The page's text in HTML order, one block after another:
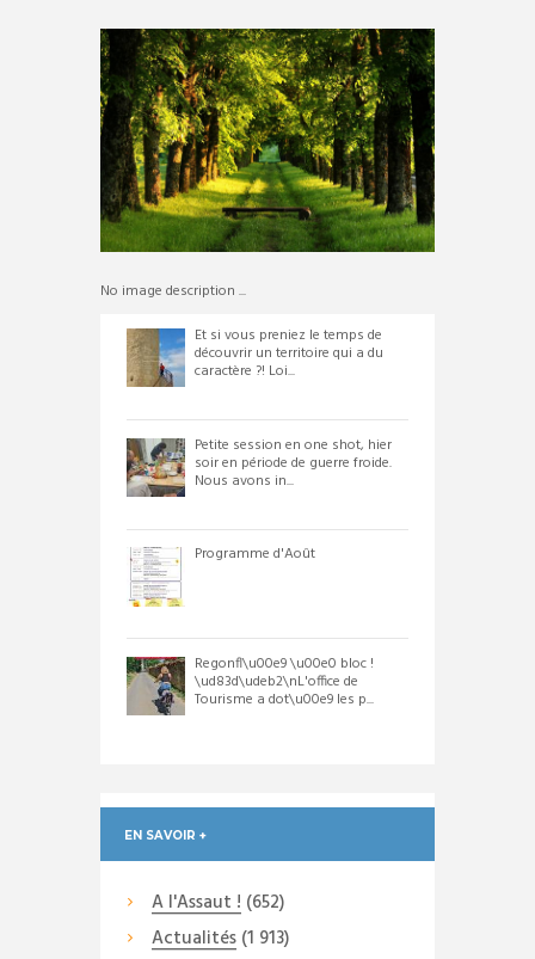
No image description ...
Et si vous preniez le temps de
découvrir un territoire qui a du
caractère ?! Loi...
Petite session en one shot, hier
soir en période de guerre froide.
Nous avons in...
Programme d'Août
Regonfl\u00e9 \u00e0 bloc !
\ud83d\udeb2\nL'office de
Tourisme a dot\u00e9 les p...
EN SAVOIR +
A l'Assaut ! (652)
Actualités(1 913)